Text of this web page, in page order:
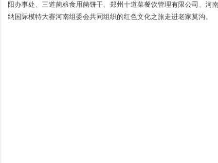
阳办事处、三道菌粮食用菌饼干、郑州十道菜餐饮管理有限公司、
纳国际模特大赛河南组委会共同组织的红色文化之旅走进老家莫沟。